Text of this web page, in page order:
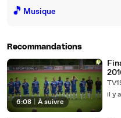
🎵 Musique
Recommandations
6:08 À suivre
il y